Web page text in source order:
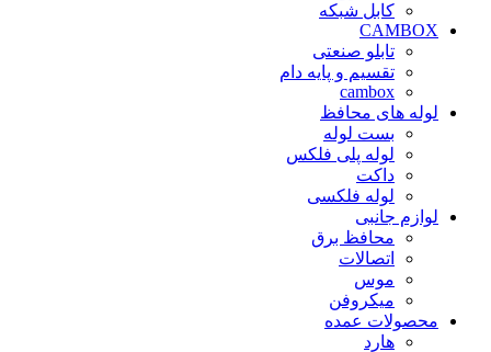
کابل شبکه
CAMBOX
تابلو صنعتی
تقسیم و پایه دام
cambox
لوله های محافظ
بست لوله
لوله پلی فلکس
داکت
لوله فلکسی
لوازم جانبی
محافظ برق
اتصالات
موس
میکروفن
محصولات عمده
هارد